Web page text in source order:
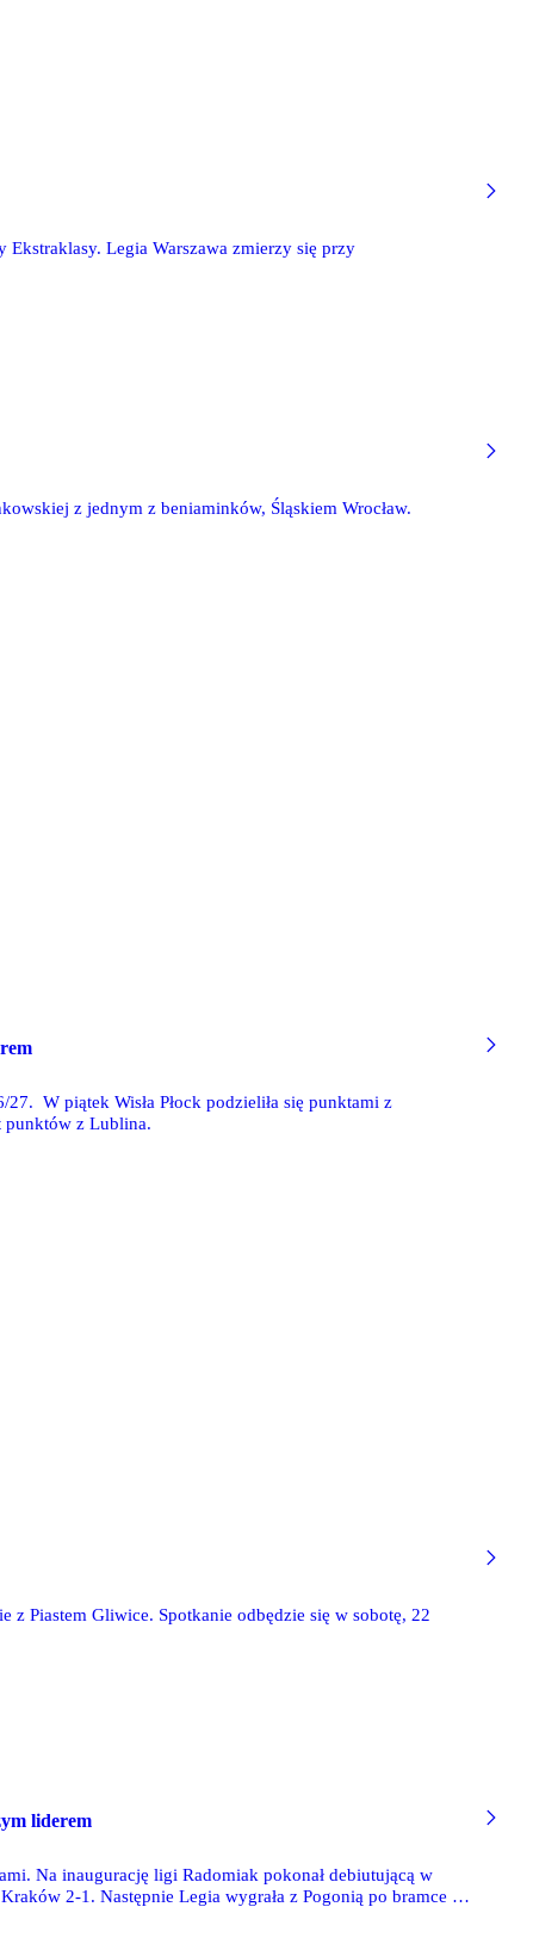
Legia Warszawa zmierzy się przy
z jednym z beniaminków, Śląskiem Wrocław.
W piątek Wisła Płock podzieliła się punktami z
punktów z Lublina.
Piastem Gliwice. Spotkanie odbędzie się w sobotę, 22
liderem
Na inaugurację ligi Radomiak pokonał debiutującą w
2-1. Następnie Legia wygrała z Pogonią po bramce w